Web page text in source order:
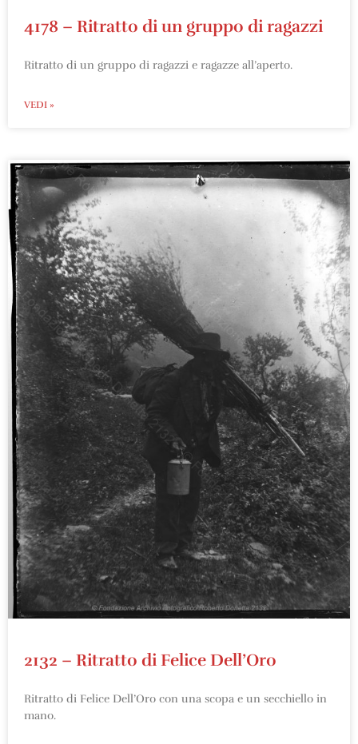
4178 – Ritratto di un gruppo di ragazzi
Ritratto di un gruppo di ragazzi e ragazze all’aperto.
VEDI »
2132 – Ritratto di Felice Dell’Oro
Ritratto di Felice Dell’Oro con una scopa e un secchiello in
mano.